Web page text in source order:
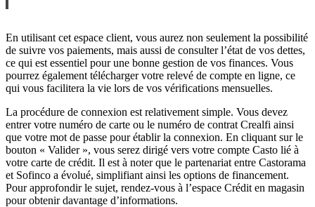
En utilisant cet espace client, vous aurez non seulement la possibilité
de suivre vos paiements, mais aussi de consulter l’état de vos dettes,
ce qui est essentiel pour une bonne gestion de vos finances. Vous
pourrez également télécharger votre relevé de compte en ligne, ce
qui vous facilitera la vie lors de vos vérifications mensuelles.
La procédure de connexion est relativement simple. Vous devez
entrer votre numéro de carte ou le numéro de contrat Crealfi ainsi
que votre mot de passe pour établir la connexion. En cliquant sur le
bouton « Valider », vous serez dirigé vers votre compte Casto lié à
votre carte de crédit. Il est à noter que le partenariat entre Castorama
et Sofinco a évolué, simplifiant ainsi les options de financement.
Pour approfondir le sujet, rendez-vous à l’espace Crédit en magasin
pour obtenir davantage d’informations.